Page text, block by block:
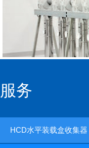
服务
HCD水平装载盒收集器